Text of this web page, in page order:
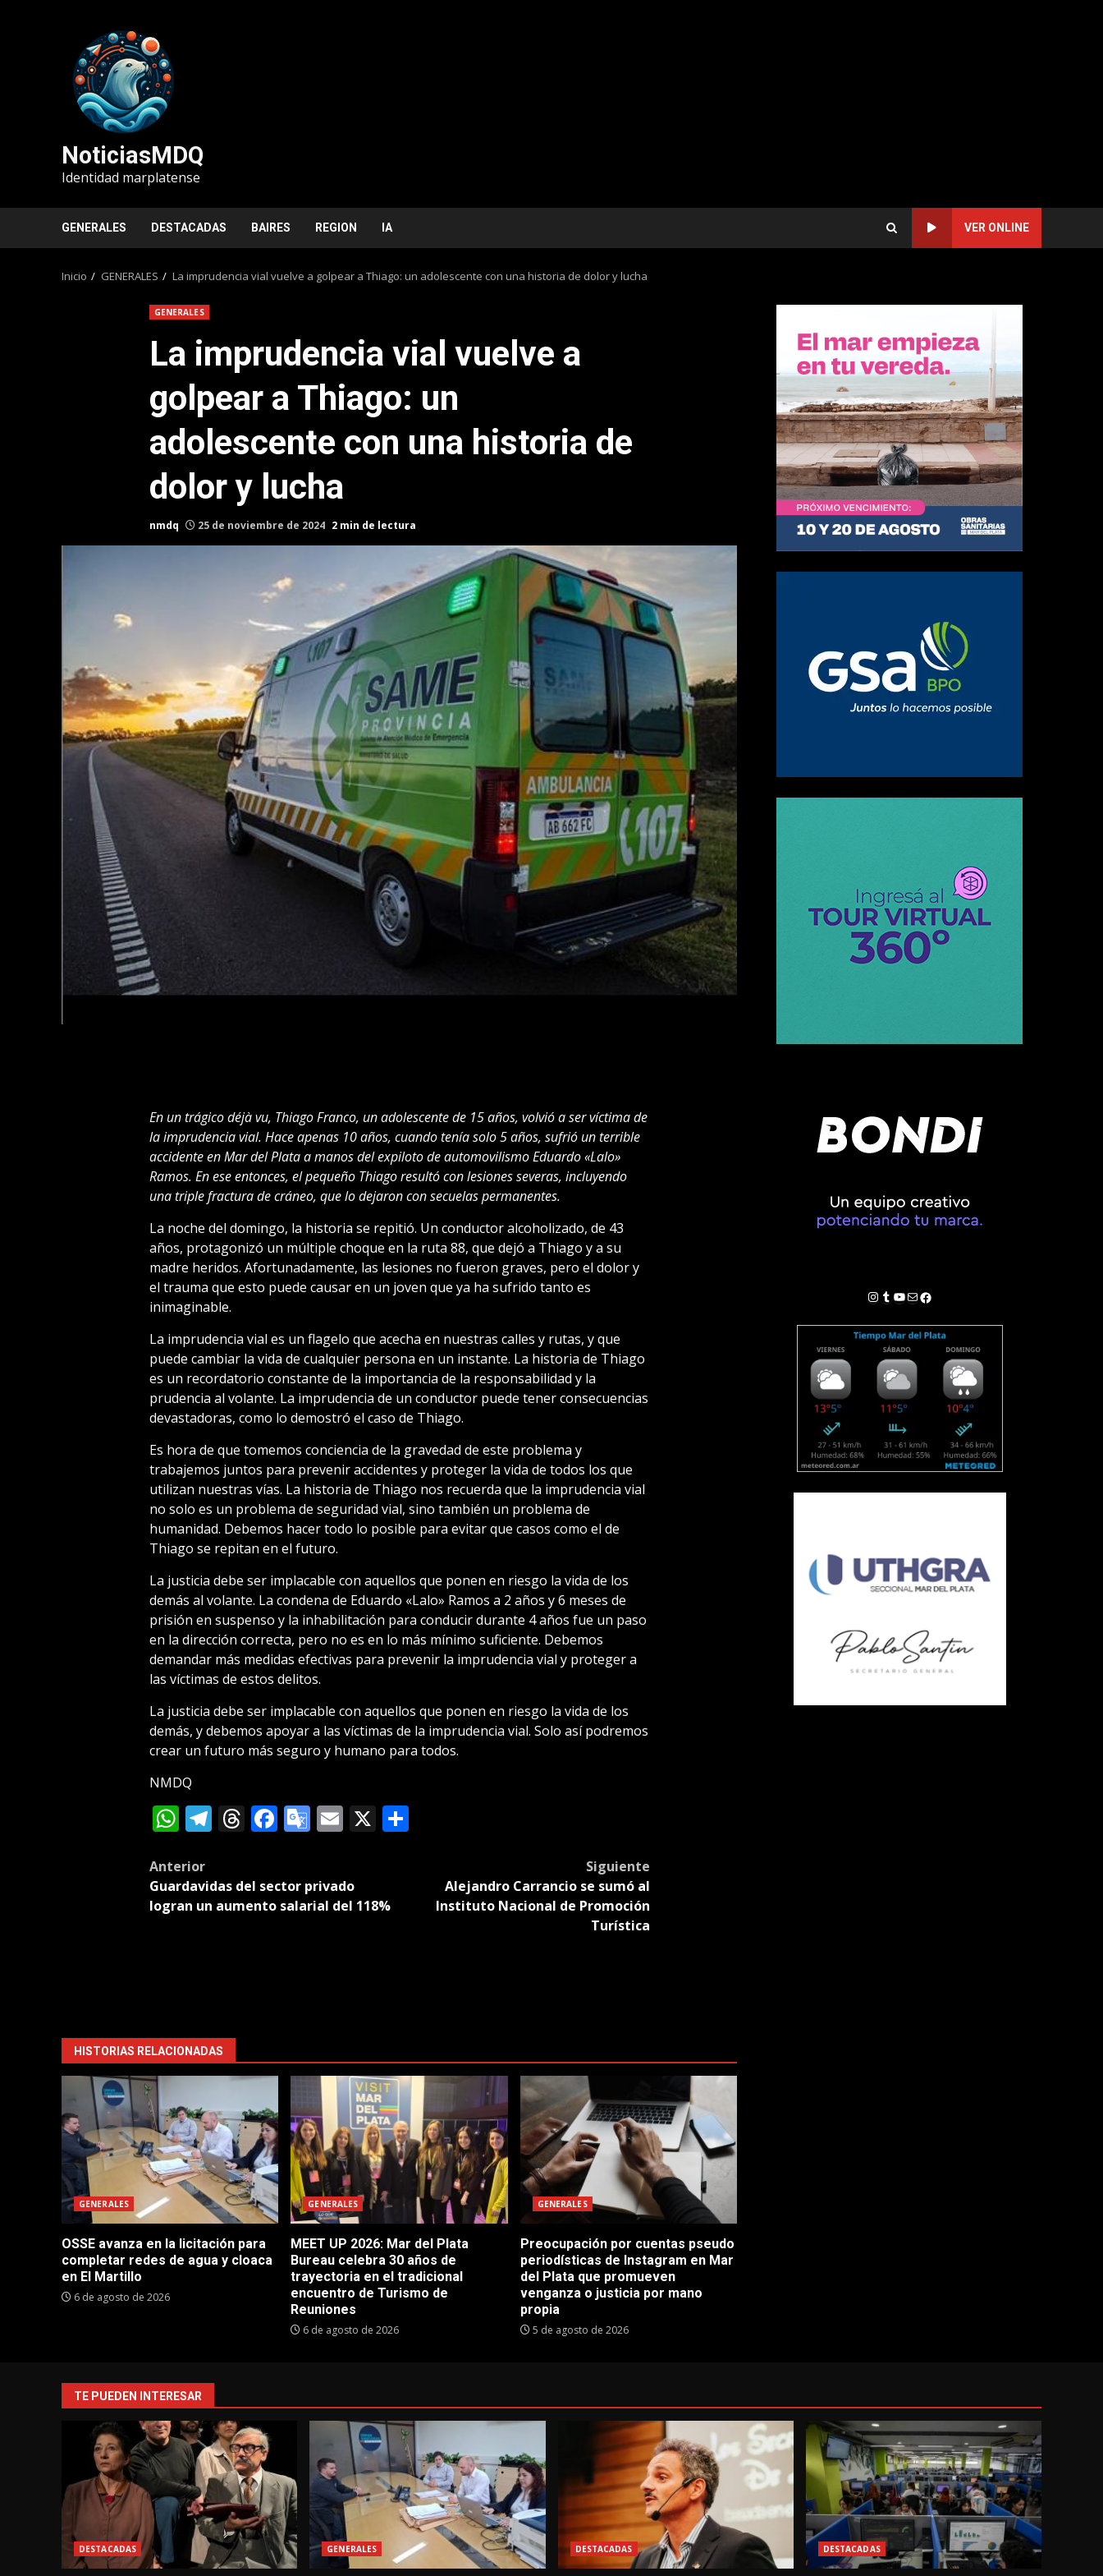
NoticiasMDQ
Identidad marplatense
GENERALES DESTACADAS BAIRES REGION IA VER ONLINE
Inicio GENERALES La imprudencia vial vuelve a golpear a Thiago: un adolescente con una historia de dolor y lucha
GENERALES
La imprudencia vial vuelve a
golpear a Thiago: un
adolescente con una historia de
dolor y lucha
nmdq 25 de noviembre de 2024 2 min de lectura
En un trágico déjà vu, Thiago Franco, un adolescente de 15 años, volvió a ser víctima de
la imprudencia vial. Hace apenas 10 años, cuando tenía solo 5 años, sufrió un terrible
accidente en Mar del Plata a manos del expiloto de automovilismo Eduardo «Lalo»
Ramos. En ese entonces, el pequeño Thiago resultó con lesiones severas, incluyendo
una triple fractura de cráneo, que lo dejaron con secuelas permanentes.
La noche del domingo, la historia se repitió. Un conductor alcoholizado, de 43
años, protagonizó un múltiple choque en la ruta 88, que dejó a Thiago y a su
madre heridos. Afortunadamente, las lesiones no fueron graves, pero el dolor y
el trauma que esto puede causar en un joven que ya ha sufrido tanto es
inimaginable.
La imprudencia vial es un flagelo que acecha en nuestras calles y rutas, y que
puede cambiar la vida de cualquier persona en un instante. La historia de Thiago
es un recordatorio constante de la importancia de la responsabilidad y la
prudencia al volante. La imprudencia de un conductor puede tener consecuencias
devastadoras, como lo demostró el caso de Thiago.
Es hora de que tomemos conciencia de la gravedad de este problema y
trabajemos juntos para prevenir accidentes y proteger la vida de todos los que
utilizan nuestras vías. La historia de Thiago nos recuerda que la imprudencia vial
no solo es un problema de seguridad vial, sino también un problema de
humanidad. Debemos hacer todo lo posible para evitar que casos como el de
Thiago se repitan en el futuro.
La justicia debe ser implacable con aquellos que ponen en riesgo la vida de los
demás al volante. La condena de Eduardo «Lalo» Ramos a 2 años y 6 meses de
prisión en suspenso y la inhabilitación para conducir durante 4 años fue un paso
en la dirección correcta, pero no es en lo más mínimo suficiente. Debemos
demandar más medidas efectivas para prevenir la imprudencia vial y proteger a
las víctimas de estos delitos.
La justicia debe ser implacable con aquellos que ponen en riesgo la vida de los
demás, y debemos apoyar a las víctimas de la imprudencia vial. Solo así podremos
crear un futuro más seguro y humano para todos.
NMDQ
WhatsApp
Telegram
Threads
Facebook
Google
Email
X Compartir
Post
navigation
Anterior
Guardavidas del sector privado
logran un aumento salarial del 118%
Siguiente
Alejandro Carrancio se sumó al
Instituto Nacional de Promoción
Turística
HISTORIAS RELACIONADAS
GENERALES
OSSE avanza en la licitación para
completar redes de agua y cloaca
en El Martillo
6 de agosto de 2026
GENERALES
MEET UP 2026: Mar del Plata
Bureau celebra 30 años de
trayectoria en el tradicional
encuentro de Turismo de
Reuniones
6 de agosto de 2026
GENERALES
Preocupación por cuentas pseudo
periodísticas de Instagram en Mar
del Plata que promueven
venganza o justicia por mano
propia
5 de agosto de 2026
Instagram
Tumblr
YouTube
Correo electrónico
Facebook
TE PUEDEN INTERESAR
DESTACADAS GENERALES DESTACADAS DESTACADAS